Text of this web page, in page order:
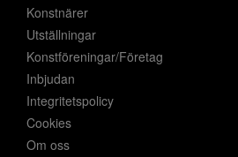
Konstnärer
Utställningar
Konstföreningar/Företag
Inbjudan
Integritetspolicy
Cookies
Om oss